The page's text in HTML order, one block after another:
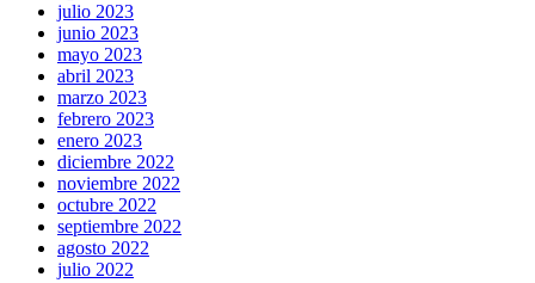
julio 2023
junio 2023
mayo 2023
abril 2023
marzo 2023
febrero 2023
enero 2023
diciembre 2022
noviembre 2022
octubre 2022
septiembre 2022
agosto 2022
julio 2022